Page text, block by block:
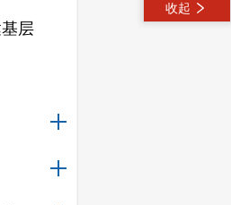
层
电力通道
收起